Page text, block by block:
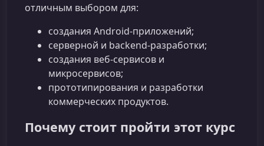
отличным выбором для:
создания Android-приложений;
серверной и backend-разработки;
создания веб‑сервисов и
микросервисов;
прототипирования и разработки
коммерческих продуктов.
Почему стоит пройти этот курс